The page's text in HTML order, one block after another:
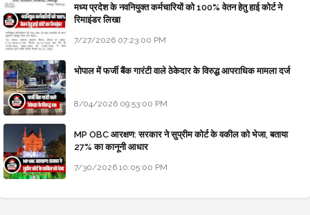
मध्य प्रदेश के नवनियुक्त कर्मचारियों को 100% वेतन हेतु हाई कोर्ट ने
रिमाइंडर लिखा
7/27/2026 07:23:00 PM
भोपाल में फर्जी बैंक गारंटी वाले ठेकेदार के विरुद्ध आपराधिक मामला दर्ज
8/04/2026 09:53:00 PM
MP OBC आरक्षण: सरकार ने सुप्रीम कोर्ट के वकील को भेजा, बताया
27% का कानूनी आधार
7/30/2026 10:05:00 PM